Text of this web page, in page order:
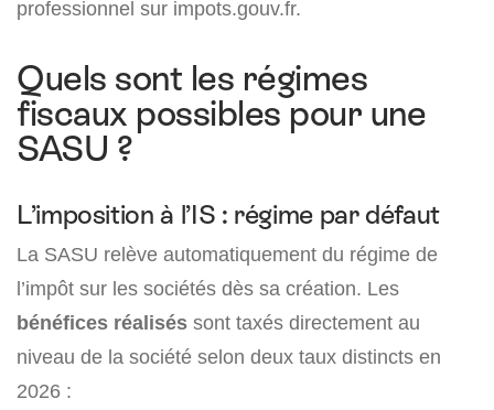
professionnel sur impots.gouv.fr.
Quels sont les régimes
fiscaux possibles pour une
SASU ?
L’imposition à l’IS : régime par défaut
La SASU relève automatiquement du régime de
l’impôt sur les sociétés dès sa création. Les
bénéfices réalisés sont taxés directement au
niveau de la société selon deux taux distincts en
2026 :